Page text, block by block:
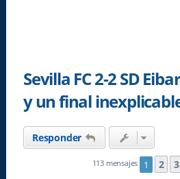
Sevilla FC 2-2 SD
y un final
Responder
113 mensajes 1 2 3